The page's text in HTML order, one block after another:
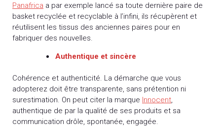
Panafrica a par exemple lancé sa toute dernière paire de
basket recyclée et recyclable à l’infini, ils récupèrent et
réutilisent les tissus des anciennes paires pour en
fabriquer des nouvelles.
Authentique et sincère
Cohérence et authenticité. La démarche que vous
adopterez doit être transparente, sans prétention ni
surestimation. On peut citer la marque Innocent,
authentique de par la qualité de ses produits et sa
communication drôle, spontanée, engagée.